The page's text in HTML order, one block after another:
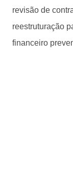
revisão de
reestruturação
financeiro